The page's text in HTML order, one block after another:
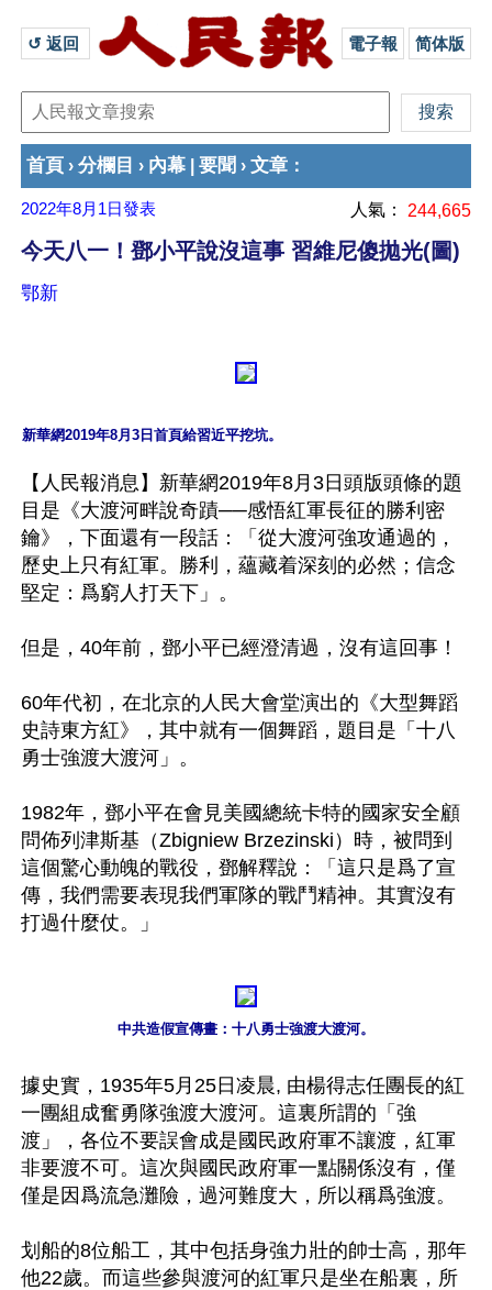
↺ 返回 電子報 简体版
首頁 › 分欄目 › 內幕 要聞 › 文章 ：
2022年8月1日發表 人氣： 244,665
今天八一！鄧小平說沒這事 習維尼傻拋光(圖)
鄂新
新華網2019年8月3日首頁給習近平挖坑。
【人民報消息】新華網2019年8月3日頭版頭條的題
目是《大渡河畔說奇蹟──感悟紅軍長征的勝利密
鑰》，下面還有一段話：「從大渡河強攻通過的，
歷史上只有紅軍。勝利，蘊藏着深刻的必然；信念
堅定：爲窮人打天下」。
但是，40年前，鄧小平已經澄清過，沒有這回事！
60年代初，在北京的人民大會堂演出的《大型舞蹈
史詩東方紅》，其中就有一個舞蹈，題目是「十八
勇士強渡大渡河」。
1982年，鄧小平在會見美國總統卡特的國家安全顧
問佈列津斯基（Zbigniew Brzezinski）時，被問到
這個驚心動魄的戰役，鄧解釋說：「這只是爲了宣
傳，我們需要表現我們軍隊的戰鬥精神。其實沒有
打過什麼仗。」
中共造假宣傳畫：十八勇士強渡大渡河。
據史實，1935年5月25日凌晨, 由楊得志任團長的紅
一團組成奮勇隊強渡大渡河。這裏所謂的「強
渡」，各位不要誤會成是國民政府軍不讓渡，紅軍
非要渡不可。這次與國民政府軍一點關係沒有，僅
僅是因爲流急灘險，過河難度大，所以稱爲強渡。
划船的8位船工，其中包括身強力壯的帥士高，那年
他22歲。而這些參與渡河的紅軍只是坐在船裏，所